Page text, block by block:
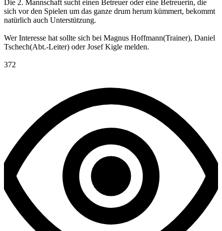
Die 2. Mannschaft sucht einen Betreuer oder eine Betreuerin, die
sich vor den Spielen um das ganze drum herum kümmert, bekommt
natürlich auch Unterstützung.
Wer Interesse hat sollte sich bei Magnus Hoffmann(Trainer), Daniel
Tschech(Abt.-Leiter) oder Josef Kigle melden.
372